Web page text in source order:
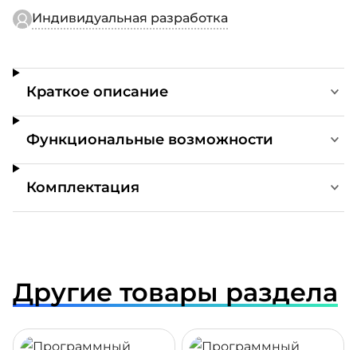
Индивидуальная разработка
Краткое описание
Функциональные возможности
Комплектация
Другие товары раздела
ПОДРОБНЕЕ